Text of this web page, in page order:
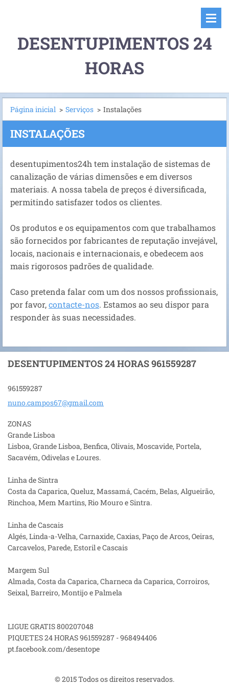
DESENTUPIMENTOS 24
HORAS
Página inicial > Serviços > Instalações
INSTALAÇÕES
desentupimentos24h tem instalação de sistemas de
canalização de várias dimensões e em diversos
materiais. A nossa tabela de preços é diversificada,
permitindo satisfazer todos os clientes.
Os produtos e os equipamentos com que trabalhamos
são fornecidos por fabricantes de reputação invejável,
locais, nacionais e internacionais, e obedecem aos
mais rigorosos padrões de qualidade.
Caso pretenda falar com um dos nossos profissionais,
por favor,contacte-nos. Estamos ao seu dispor para
responder às suas necessidades.
DESENTUPIMENTOS 24 HORAS 961559287
961559287
nuno.campos67@gmail.com
ZONAS
Grande Lisboa
Lisboa, Grande Lisboa, Benfica, Olivais, Moscavide, Portela,
Sacavém, Odivelas e Loures.
Linha de Sintra
Costa da Caparica, Queluz, Massamá, Cacém, Belas, Algueirão,
Rinchoa, Mem Martins, Rio Mouro e Sintra.
Linha de Cascais
Algés, Linda-a-Velha, Carnaxide, Caxias, Paço de Arcos, Oeiras,
Carcavelos, Parede, Estoril e Cascais
Margem Sul
Almada, Costa da Caparica, Charneca da Caparica, Corroiros,
Seixal, Barreiro, Montijo e Palmela
LIGUE GRATIS 800207048
PIQUETES 24 HORAS 961559287 - 968494406
pt.facebook.com/desentope
© 2015 Todos os direitos reservados.